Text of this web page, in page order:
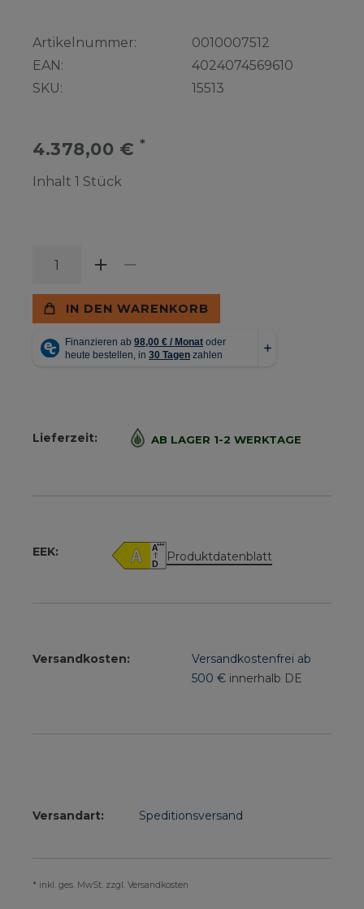
Artikelnummer:
EAN:
SKU:
0010007512
4024074569610
15513
4.378,00 € *
Inhalt 1 Stück
IN DEN WARENKORB
Lieferzeit: AB LAGER 1-2 WERKTAGE
EEK: Produktdatenblatt
Versandkosten:
Versandkostenfrei ab
500 € innerhalb DE
Versandart: Speditionsversand
* inkl. ges. MwSt. zzgl. Versandkosten